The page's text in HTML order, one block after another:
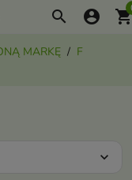
search account_circle
MARKĘ
F
expand_more